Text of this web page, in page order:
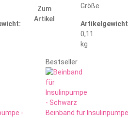
Zum
Artikel
Größe
0,11
kg
-
Bestseller
Beinband für